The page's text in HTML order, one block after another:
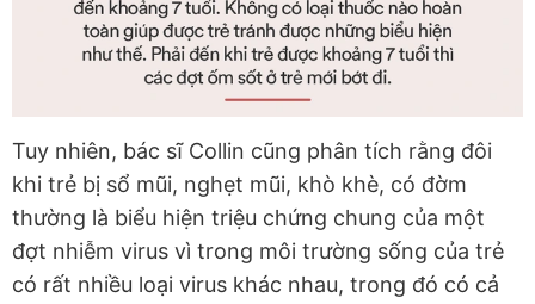
Tuy nhiên, bác sĩ Collin cũng phân tích rằng đôi
khi trẻ bị sổ mũi, nghẹt mũi, khò khè, có đờm
thường là biểu hiện triệu chứng chung của một
đợt nhiễm virus vì trong môi trường sống của trẻ
có rất nhiều loại virus khác nhau, trong đó có cả